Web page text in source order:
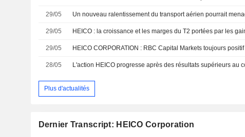
29/05
29/05
29/05 HEICO CORPORATION : RBC Capital Markets toujours positif
28/05
Plus d'actualités
Dernier Transcript: HEICO Corporation